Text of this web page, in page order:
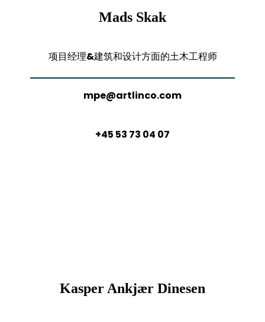
Mads Skak
项目经理&建筑和设计方面的土木工程师
mpe@artlinco.com
+45 53 73 04 07
Kasper Ankjær Dinesen